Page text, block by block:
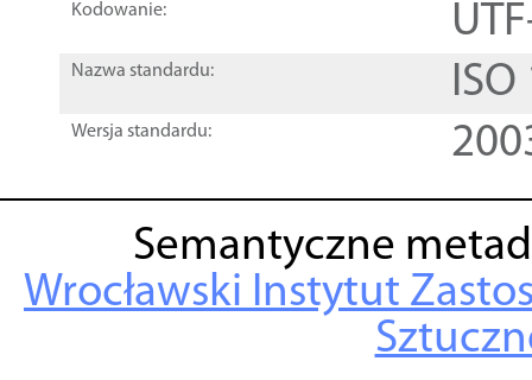
Kodowanie:
Nazwa standardu:
Wersja standardu:
Semantyczne
Wrocławski Instytut